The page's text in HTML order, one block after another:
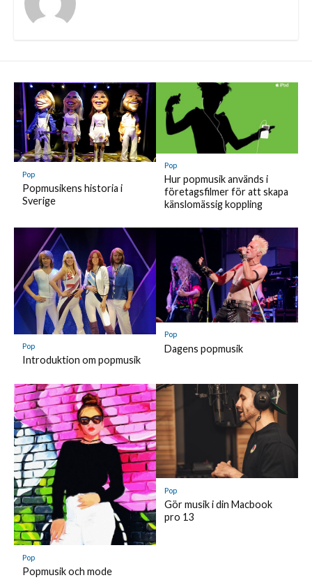
Pop
Popmusikens historia i
Sverige
Pop
Hur popmusik används i
företagsfilmer för att skapa
känslomässig koppling
Pop
Introduktion om popmusik
Pop
Dagens popmusik
Pop
Popmusik och mode
Pop
Gör musik i din Macbook
pro 13